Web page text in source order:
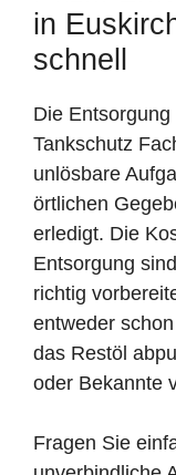
in
schnell
Die
Tankschutz
unlösbare
örtlichen
erledigt. Die
Entsorgung
richtig
entweder
das Restöl
oder Bekannte
Fragen Sie